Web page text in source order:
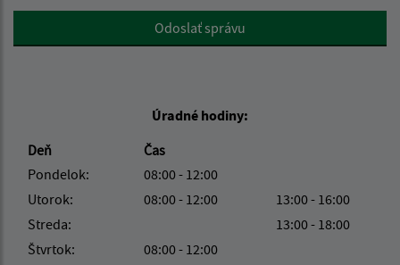
Google reCaptcha ResponseOdoslať správu
Úradné hodiny:
Deň
Čas
Pondelok:
08:00 - 12:00
Utorok:
08:00 - 12:00
13:00 - 16:00
Streda:
13:00 - 18:00
Štvrtok:
08:00 - 12:00